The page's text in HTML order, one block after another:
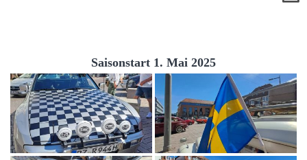
Saisonstart 1. Mai 2025